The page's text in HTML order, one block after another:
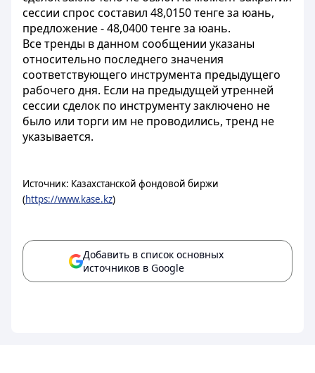
сессии спрос составил 48,0150 тенге за юань,
предложение - 48,0400 тенге за юань.
Все тренды в данном сообщении указаны
относительно последнего значения
соответствующего инструмента предыдущего
рабочего дня. Если на предыдущей утренней
сессии сделок по инструменту заключено не
было или торги им не проводились, тренд не
указывается.
Источник: Казахстанской фондовой биржи
(https://www.kase.kz)
Добавить в список основных
источников в Google